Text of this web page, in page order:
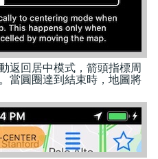
返回居中模式，箭頭指標周
當圓圈達到結束時，地圖將